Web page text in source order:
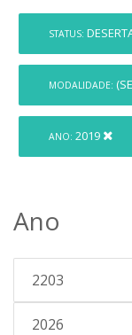
STATUS:
MODALIDADE:
ANO: 2019
Ano
2203
2026